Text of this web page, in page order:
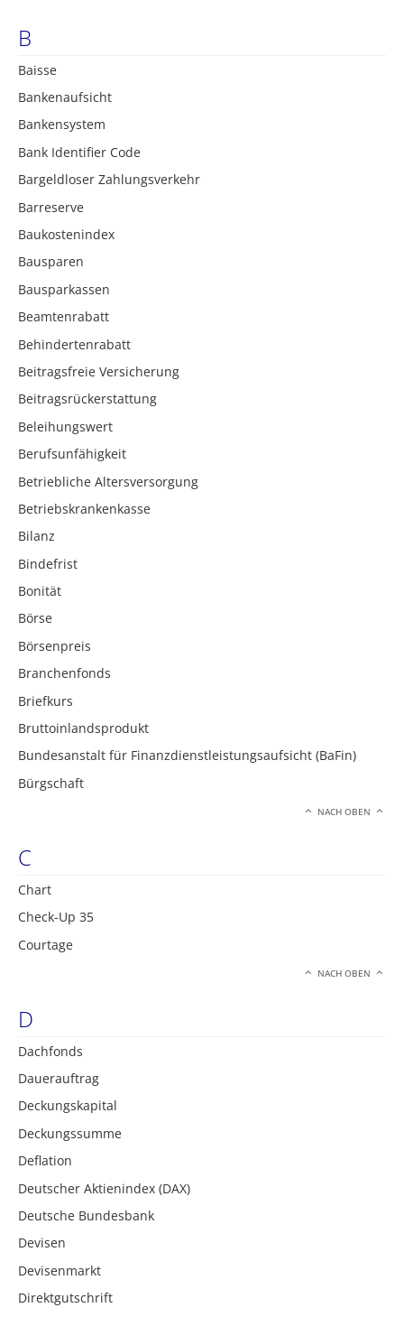
B
Baisse
Bankenaufsicht
Bankensystem
Bank Identifier Code
Bargeldloser Zahlungsverkehr
Barreserve
Baukostenindex
Bausparen
Bausparkassen
Beamtenrabatt
Behindertenrabatt
Beitragsfreie Versicherung
Beitragsrückerstattung
Beleihungswert
Berufsunfähigkeit
Betriebliche Altersversorgung
Betriebskrankenkasse
Bilanz
Bindefrist
Bonität
Börse
Börsenpreis
Branchenfonds
Briefkurs
Bruttoinlandsprodukt
Bundesanstalt für Finanzdienstleistungsaufsicht (BaFin)
Bürgschaft
NACH OBEN
C
Chart
Check-Up 35
Courtage
NACH OBEN
D
Dachfonds
Dauerauftrag
Deckungskapital
Deckungssumme
Deflation
Deutscher Aktienindex (DAX)
Deutsche Bundesbank
Devisen
Devisenmarkt
Direktgutschrift